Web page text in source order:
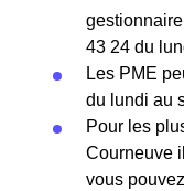
43 24 du
Les PME
du lundi au
Pour les
Courneuve
vous